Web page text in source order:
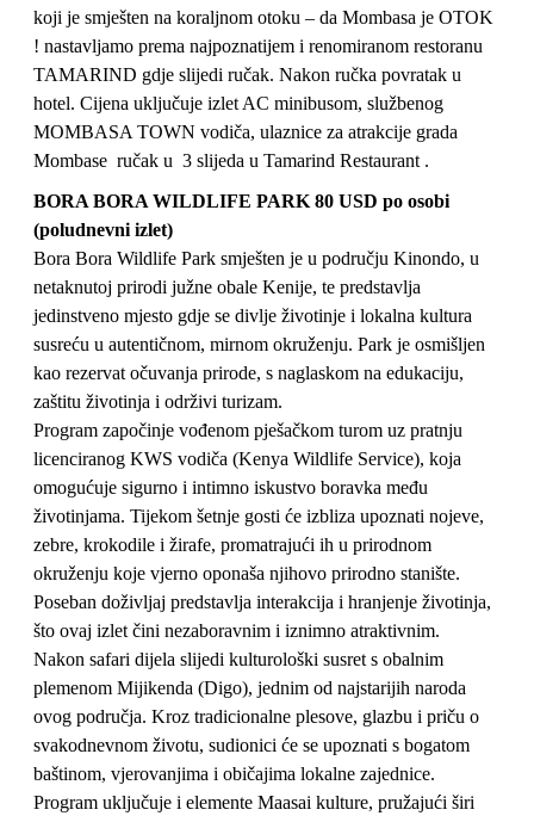
koji je smješten na koraljnom otoku – da Mombasa je OTOK
! nastavljamo prema najpoznatijem i renomiranom restoranu
TAMARIND gdje slijedi ručak. Nakon ručka povratak u
hotel. Cijena uključuje izlet AC minibusom, službenog
MOMBASA TOWN vodiča, ulaznice za atrakcije grada
Mombase ručak u 3 slijeda u Tamarind Restaurant .
BORA BORA WILDLIFE PARK 80 USD po osobi
(poludnevni izlet)
Bora Bora Wildlife Park smješten je u području Kinondo, u
netaknutoj prirodi južne obale Kenije, te predstavlja
jedinstveno mjesto gdje se divlje životinje i lokalna kultura
susreću u autentičnom, mirnom okruženju. Park je osmišljen
kao rezervat očuvanja prirode, s naglaskom na edukaciju,
zaštitu životinja i održivi turizam.
Program započinje vođenom pješačkom turom uz pratnju
licenciranog KWS vodiča (Kenya Wildlife Service), koja
omogućuje sigurno i intimno iskustvo boravka među
životinjama. Tijekom šetnje gosti će izbliza upoznati nojeve,
zebre, krokodile i žirafe, promatrajući ih u prirodnom
okruženju koje vjerno oponaša njihovo prirodno stanište.
Poseban doživljaj predstavlja interakcija i hranjenje životinja,
što ovaj izlet čini nezaboravnim i iznimno atraktivnim.
Nakon safari dijela slijedi kulturološki susret s obalnim
plemenom Mijikenda (Digo), jednim od najstarijih naroda
ovog područja. Kroz tradicionalne plesove, glazbu i priču o
svakodnevnom životu, sudionici će se upoznati s bogatom
baštinom, vjerovanjima i običajima lokalne zajednice.
Program uključuje i elemente Maasai kulture, pružajući širi